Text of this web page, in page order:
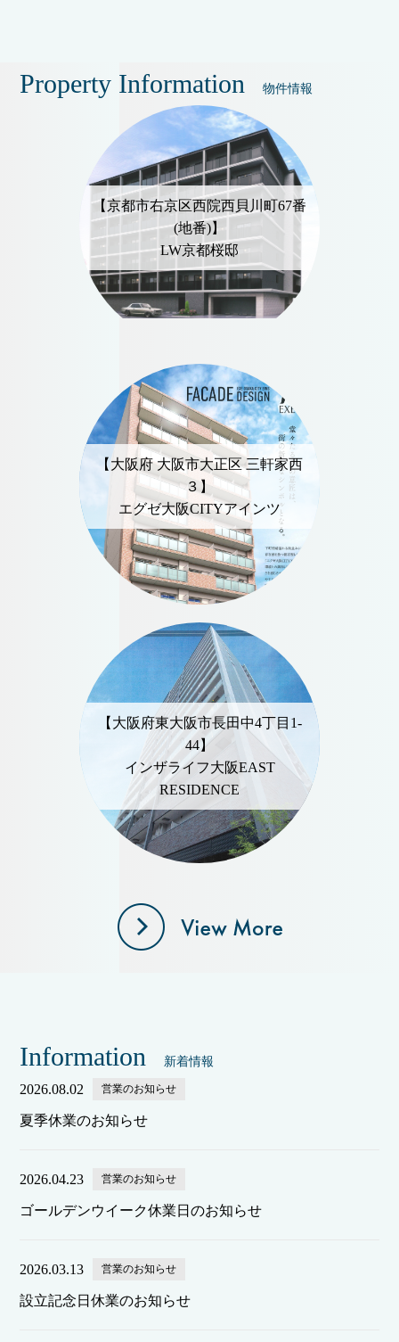
Property Information 物件情報
【京都市右京区西院西貝川町67番
(地番)】
LW京都桜邸
【大阪府 大阪市大正区 三軒家西
３】
エグゼ大阪CITYアインツ
【大阪府東大阪市長田中4丁目1-
44】
インザライフ大阪EAST
RESIDENCE
Information 新着情報
2026.08.02 営業のお知らせ
夏季休業のお知らせ
2026.04.23 営業のお知らせ
ゴールデンウイーク休業日のお知らせ
2026.03.13 営業のお知らせ
設立記念日休業のお知らせ